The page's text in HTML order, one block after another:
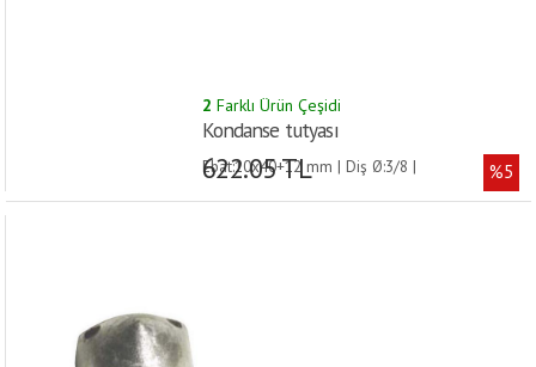
2 Farklı Ürün Çeşidi
Kondanse tutyası
Ebat:10x40+12 mm | Diş Ø:3/8 |
622.05 TL %5